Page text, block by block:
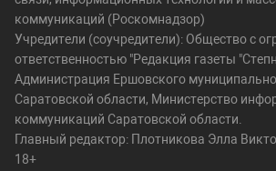
коммуникаций (Роскомнадзор)
Учредители (соучредители): Общество с
ответственностью "Редакция газеты
Администрация Ершовского
Саратовской области, Министерство
коммуникаций Саратовской области.
Главный редактор: Плотникова Элла
18+